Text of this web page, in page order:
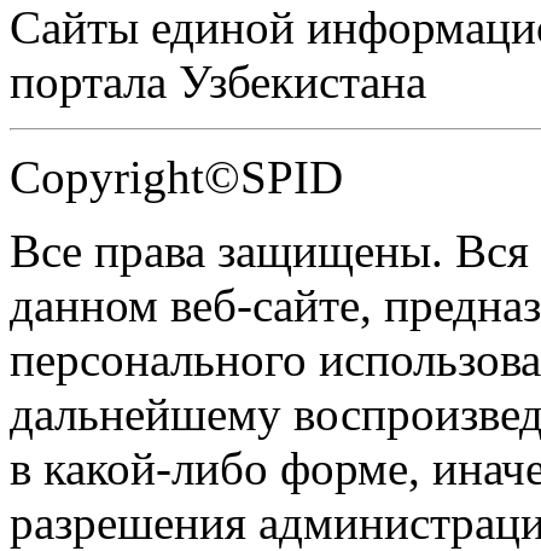
Сайты единой
портала Узбекистана
Copyright©SPID
Все права защищены.
данном веб-сайте,
персонального
дальнейшему
в какой-либо форме,
разрешения